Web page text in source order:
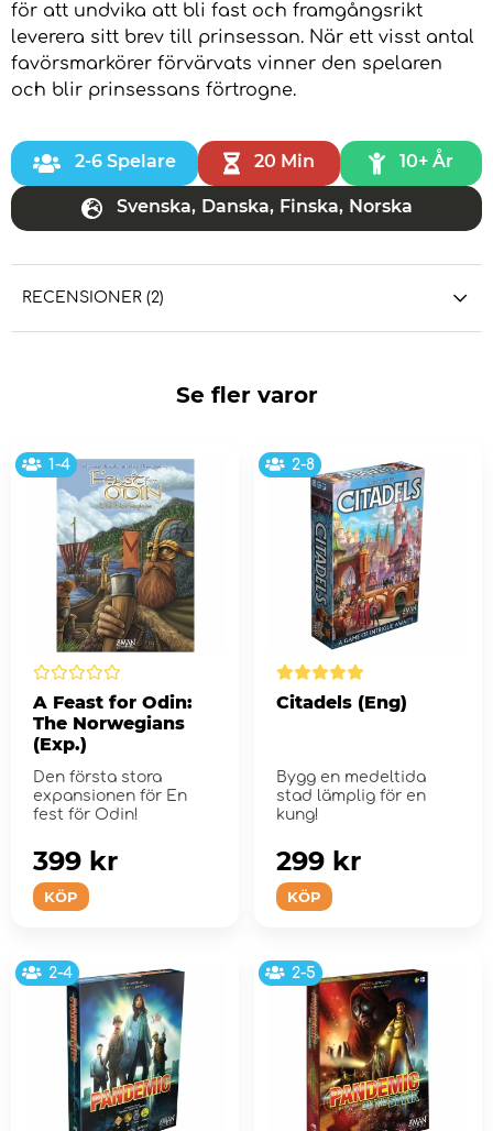
för att undvika att bli fast och framgångsrikt
leverera sitt brev till prinsessan. När ett visst antal
favörsmarkörer förvärvats vinner den spelaren
och blir prinsessans förtrogne.
2-6 Spelare 20 Min 10+ År
Svenska, Danska, Finska, Norska
RECENSIONER (2)
Se fler varor
1-4
A Feast for Odin:
The Norwegians
(Exp.)
Den första stora
expansionen för En
fest för Odin!
KÖP
399 kr
2-8
Citadels (Eng)
Bygg en medeltida
stad lämplig för en
kung!
KÖP
299 kr
2-4 2-5